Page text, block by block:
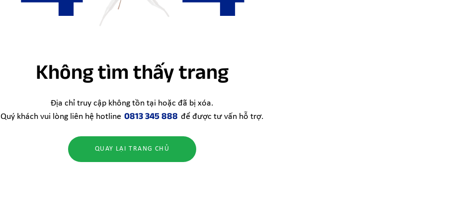
Không tìm thấy trang
Địa chỉ truy cập không tồn tại hoặc đã bị xóa.
Quý khách vui lòng liên hệ hotline 0813 345 888 để được tư vấn hỗ trợ.
QUAY LẠI TRANG CHỦ